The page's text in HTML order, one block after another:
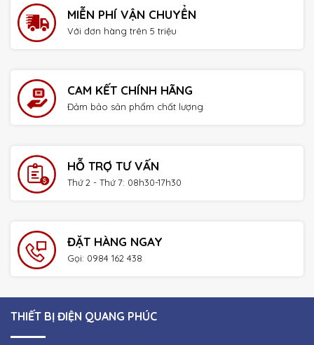
MIỄN PHÍ VẬN CHUYỂN
Với đơn hàng trên 5 triệu
CAM KẾT CHÍNH HÃNG
Đảm bảo sản phẩm chất lượng
HỖ TRỢ TƯ VẤN
Thứ 2 - Thứ 7: 08h30-17h30
ĐẶT HÀNG NGAY
Gọi: 0984 162 438
THIẾT BỊ ĐIỆN QUANG PHÚC